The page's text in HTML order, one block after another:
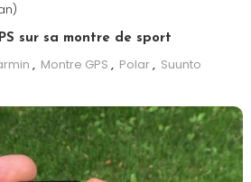
sur sa montre de sport
, Montre GPS , Polar, Suunto